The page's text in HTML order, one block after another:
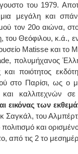
του 1979.
μια μεγάλη και
τον 20ο αιώνα,
Θεόφιλου, κ.ά.,
Matisse και το
πολυμήχανος
και ποιότητος
στο Παρίσι, ως
και
εικόνας των
του
και
από τις 2 το